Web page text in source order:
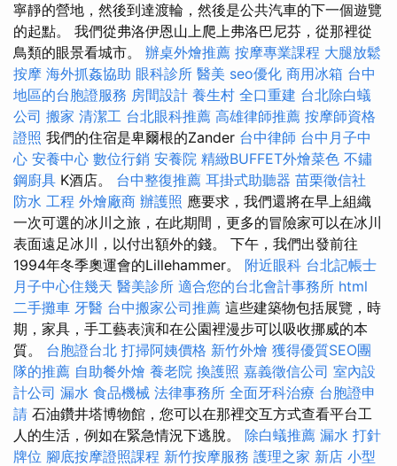
寧靜的營地，然後到達渡輪，然後是公共汽車的下一個遊覽
的起點。 我們從弗洛伊恩山上爬上弗洛巴尼芬，從那裡從
鳥類的眼景看城市。 辦桌外燴推薦 按摩專業課程 大腿放鬆
按摩 海外抓姦協助 眼科診所 醫美 seo優化 商用冰箱 台中
地區的台胞證服務 房間設計 養生村 全口重建 台北除白蟻
公司 搬家 清潔工 台北眼科推薦 高雄律師推薦 按摩師資格
證照 我們的住宿是卑爾根的Zander 台中律師 台中月子中
心 安養中心 數位行銷 安養院 精緻BUFFET外燴菜色 不鏽
鋼廚具 K酒店。 台中整復推薦 耳掛式助聽器 苗栗徵信社
防水 工程 外燴廠商 辦護照 應要求，我們還將在早上組織
一次可選的冰川之旅，在此期間，更多的冒險家可以在冰川
表面遠足冰川，以付出額外的錢。 下午，我們出發前往
1994年冬季奧運會的Lillehammer。 附近眼科 台北記帳士
月子中心住幾天 醫美診所 適合您的台北會計事務所 html
二手攤車 牙醫 台中搬家公司推薦 這些建築物包括展覽，時
期，家具，手工藝表演和在公園裡漫步可以吸收挪威的本
質。 台胞證台北 打掃阿姨價格 新竹外燴 獲得優質SEO團
隊的推薦 自助餐外燴 養老院 換護照 嘉義徵信公司 室內設
計公司 漏水 食品機械 法律事務所 全面牙科治療 台胞證申
請 石油鑽井塔博物館，您可以在那裡交互方式查看平台工
人的生活，例如在緊急情況下逃脫。 除白蟻推薦 漏水 打針
牌位 腳底按摩證照課程 新竹按摩服務 護理之家 新店 小型